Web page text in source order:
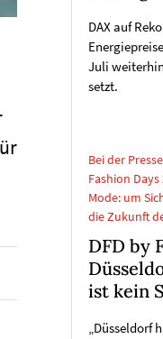
DAX auf
Juli
setzt.
Bei der
Fashion
Mode: um
die Zukunft
DFD by
ist kein
„Düsseldorf